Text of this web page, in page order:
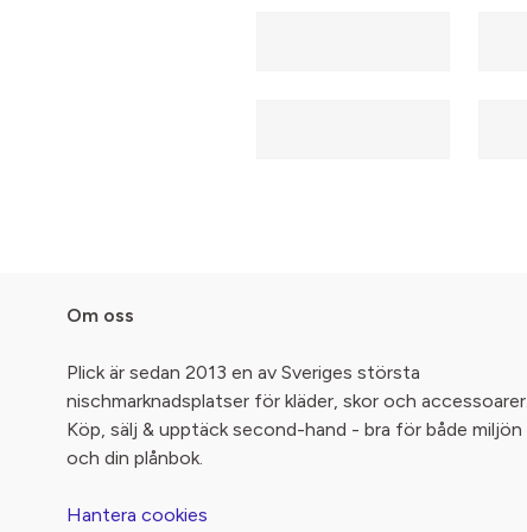
Om oss
Plick är sedan 2013 en av Sveriges största
nischmarknadsplatser för kläder, skor och accessoarer.
Köp, sälj & upptäck second-hand - bra för både miljön
och din plånbok.
Hantera cookies